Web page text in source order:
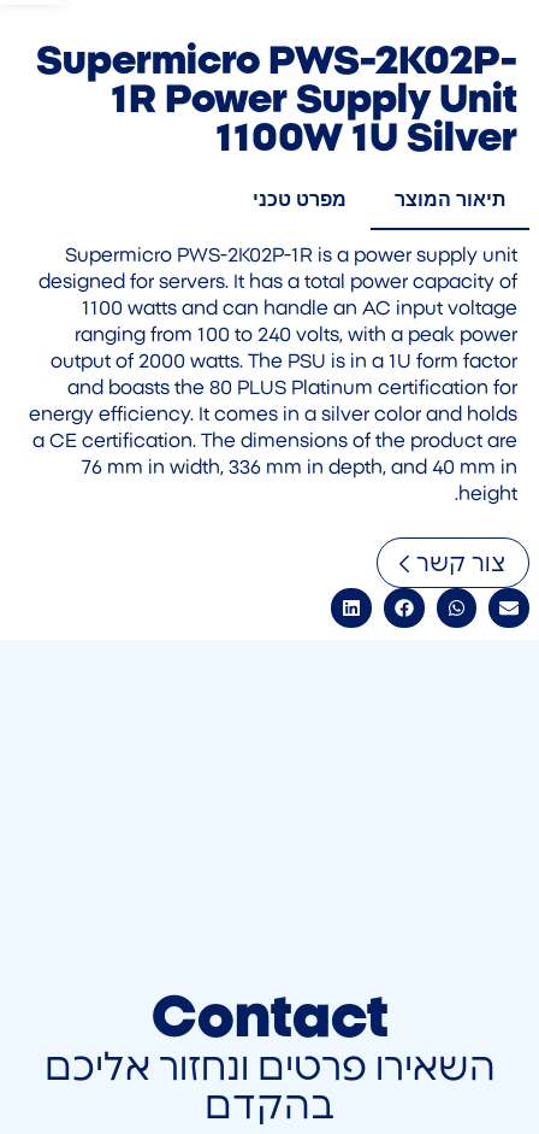
Supermicro PWS-2K02P-
1R Power Supply Unit
1100W 1U Silver
תיאור המוצר מפרט טכני
Supermicro PWS-2K02P-1R is a power supply unit
designed for servers. It has a total power capacity of
1100 watts and can handle an AC input voltage
ranging from 100 to 240 volts, with a peak power
output of 2000 watts. The PSU is in a 1U form factor
and boasts the 80 PLUS Platinum certification for
energy efficiency. It comes in a silver color and holds
a CE certification. The dimensions of the product are
76 mm in width, 336 mm in depth, and 40 mm in
height.
צור קשר
Contact
השאירו פרטים ונחזור אליכם
בהקדם